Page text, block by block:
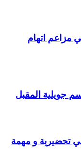
مزاعم اتهام
جويلية المقبل
تحضيرية و مهمة